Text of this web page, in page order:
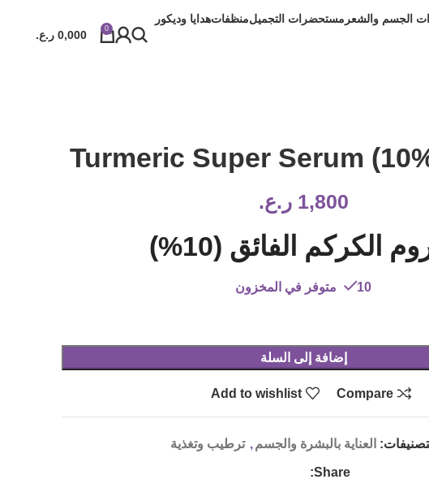
الجسم والشعر مستحضرات التجميلمنظفاتهدايا وديكور
0
0,000 ر.ع.
Turmeric Super Serum
1,800 ر.ع.
الكركم الفائق (10%)
10 متوفر في المخزون
إضافة إلى السلة
Compare
Add to wishlist
العناية بالبشرة والجسم , ترطيب وتغذية
Share: